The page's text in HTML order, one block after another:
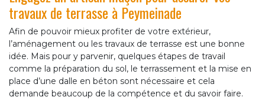
travaux de terrasse à Peymeinade
Afin de pouvoir mieux profiter de votre extérieur,
l’aménagement ou les travaux de terrasse est une bonne
idée. Mais pour y parvenir, quelques étapes de travail
comme la préparation du sol, le terrassement et la mise en
place d’une dalle en béton sont nécessaire et cela
demande beaucoup de la compétence et du savoir faire.